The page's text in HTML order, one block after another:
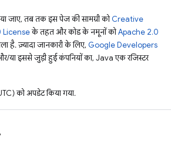
तब तक इस पेज की सामग्री कोCreative
Licenseके तहत और कोड के नमूनों कोApache 2.0
है. ज़्यादा जानकारी के लिए, Google Developers
इससे जुड़ी हुई कंपनियों का, Java एक रजिस्टर
को अपडेट किया गया.